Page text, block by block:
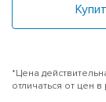
*Цена
отличаться от цен